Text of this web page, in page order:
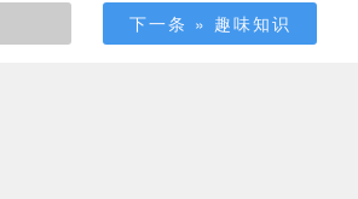
下一条 » 趣味知识